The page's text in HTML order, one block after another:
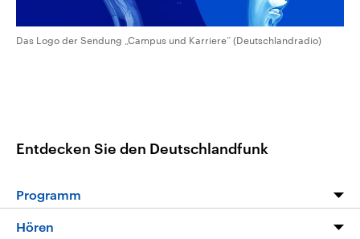
Das Logo der Sendung „Campus und Karriere“ (Deutschlandradio)
Entdecken Sie den Deutschlandfunk
Programm
Programm
Hören